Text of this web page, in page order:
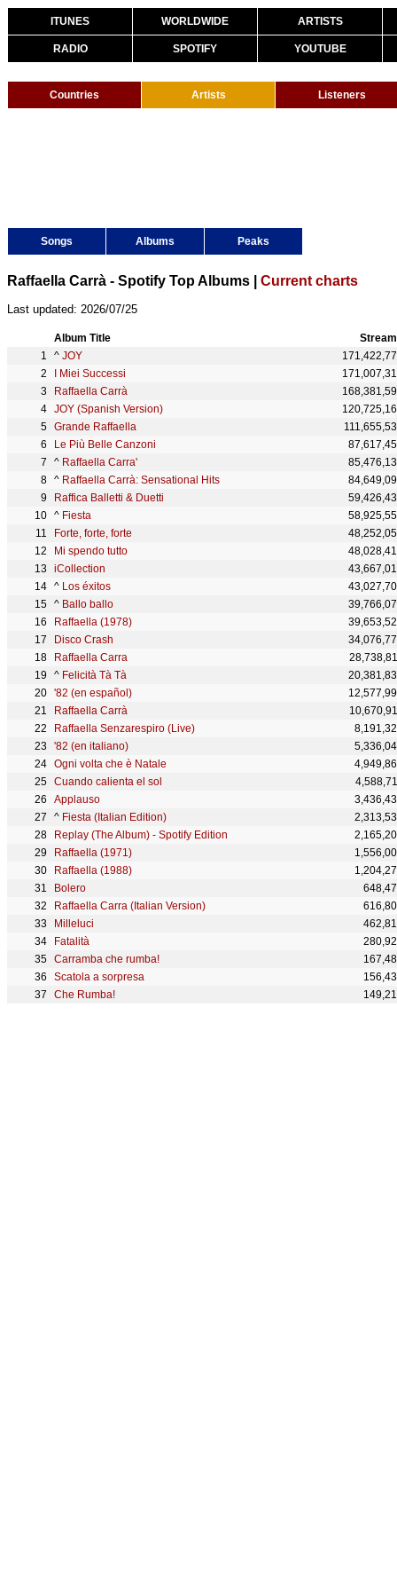
ITUNES WORLDWIDE ARTISTS
RADIO SPOTIFY YOUTUBE
Countries Artists Listeners
Songs Albums Peaks
Raffaella Carrà - Spotify Top Albums | Current charts
Last updated: 2026/07/25
Album Title
^ JOY
I Miei Successi
Raffaella Carrà
JOY (Spanish Version)
Grande Raffaella
Le Più Belle Canzoni
^ Raffaella Carra'
^ Raffaella Carrà: Sensational Hits
Raffica Balletti & Duetti
^ Fiesta
Forte, forte, forte
Mi spendo tutto
iCollection
^ Los éxitos
^ Ballo ballo
Raffaella (1978)
Disco Crash
Raffaella Carra
^ Felicità Tà Tà
'82 (en español)
Raffaella Carrà
Raffaella Senzarespiro (Live)
'82 (en italiano)
Ogni volta che è Natale
Cuando calienta el sol
Applauso
^ Fiesta (Italian Edition)
Replay (The Album) - Spotify Edition
Raffaella (1971)
Raffaella (1988)
Bolero
Raffaella Carra (Italian Version)
Milleluci
Fatalità
Carramba che rumba!
Scatola a sorpresa
Che Rumba!